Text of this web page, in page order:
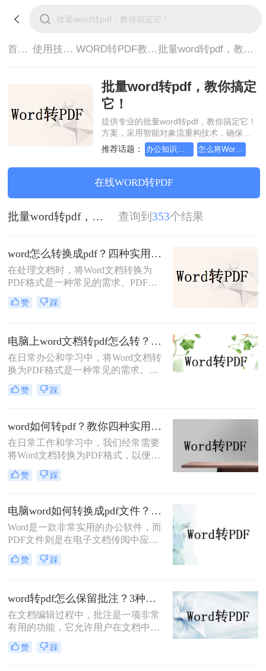
首页> 使用技巧> WORD转PDF教程> 批量word转pdf，教你搞定它！
批量word转pdf，教你搞定
它！
提供专业的批量word转pdf，教你搞定它！
方案，采用智能对象流重构技术，确保文
档1:1高保真还原且排版不乱码。支持一键
批量处理，全链路 SSL 加密保障隐私安
全。助您快速实现批量word转pdf，教你搞
定它！，无需安装，高效办公。
推荐话题：
在线WORD转PDF
批量word转pdf，教你搞定它！ 查询到 353个结果
word怎么转换成pdf？四种实用方法对比与实操指南（附详细表格）！
在处理文档时，将Word文档转换为
PDF格式是一种常见的需求。PDF格
式具有跨平台、保持原始格式等优
点，使得在不同设备和操作系统上查
种将Word文档转换为PDF的方法，以
满足不同用户的需求。
赞 踩
电脑上word文档转pdf怎么转？教你二种实用转换方法！
在日常办公和学习中，将Word文档转
换为PDF格式是一种常见的需求。
PDF格式具有跨平台、不易被篡改和
保持原样展示等优点，因此广泛应用
上word文档转pdf怎么转呢？本文将介
绍两种将Word文档转换为PDF的方
法。
赞 踩
word如何转pdf？教你四种实用的转PDF方法！
在日常工作和学习中，我们经常需要
将Word文档转换为PDF格式，以便更
好地保存、分享和打印文件。PDF格
式具有跨平台兼容性好、不易被篡改
Word如何转PDF呢？本文将介绍四种
实用的Word转PDF的方法，帮助读者
轻松实现文档格式的转换。
赞 踩
电脑word如何转换成pdf文件？教你4个方法轻松完成转换任务！
Word是一款非常实用的办公软件，而
PDF文件则是在电子文档传阅中应用
广泛的格式，因此很多人常常需要将
Word文件转换成PDF文件。那么电脑
法，帮助你快速将电脑上的Word文件
转换成PDF格式。
赞 踩
word转pdf怎么保留批注？3种方法帮你轻松转换！
在文档编辑过程中，批注是一项非常
有用的功能，它允许用户在文档中直
接添加注释、提醒或反馈。然而，当
将Word文档转换为PDF格式时，很多
赞 踩